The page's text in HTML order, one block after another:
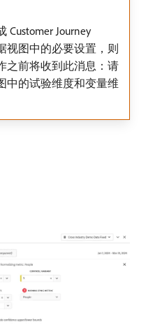
Customer Journey
视图中的必要设置，则
之前将收到此消息：请
中的试验维度和变量维